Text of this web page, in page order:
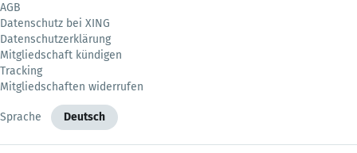
AGB
Datenschutz bei XING
Datenschutzerklärung
Mitgliedschaft kündigen
Tracking
Mitgliedschaften widerrufen
Sprache Deutsch